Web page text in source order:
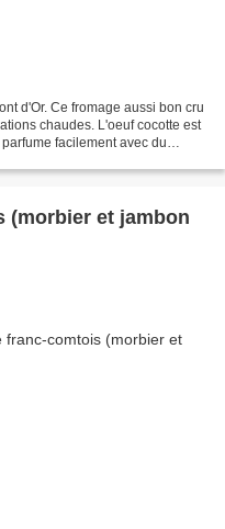
d'Or. Ce fromage aussi bon cru
chaudes. L'oeuf cocotte est
facilement avec du
(morbier et jambon